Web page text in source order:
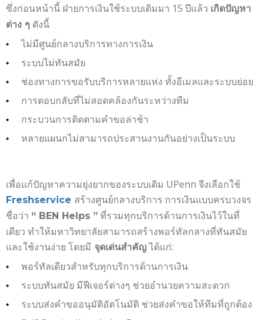
ซึ่งก่อนหน้านี้ ฝ่ายการเงินใช้ระบบเดิมมา 15 ปีแล้ว เกิดปัญหา
ต่าง ๆ ดังนี้
ไม่มีศูนย์กลางบริการทางการเงิน
ระบบไม่ทันสมัย
ช่องทางการขอรับบริการหลายแห่ง ทั้งอีเมลและระบบย่อย
การตอบกลับที่ไม่สอดคล้องกันระหว่างทีม
กระบวนการติดตามคำขอล่าช้า
หลายแผนกไม่สามารถประสานงานกันอย่างเป็นระบบ
เพื่อแก้ปัญหาความยุ่งยากของระบบเดิม UPenn จึงเลือกใช้
Freshservice สร้างศูนย์กลางบริการ การเงินแบบครบวงจร
ชื่อว่า “ BEN Helps ” ที่รวมทุกบริการด้านการเงินไว้ในที่
เดียว ทำให้มหาวิทยาลัยสามารถสร้างพอร์ทัลกลางที่ทันสมัย
และใช้งานง่าย โดยมี จุดเด่นสำคัญได้แก่:
พอร์ทัลเดียวสำหรับทุกบริการด้านการเงิน
ระบบทันสมัย มีฟีเจอร์ต่างๆ ช่วยอำนวยความสะดวก
ระบบส่งคำขออนุมัติอัตโนมัติ ช่วยส่งคำขอให้ทีมที่ถูกต้อง